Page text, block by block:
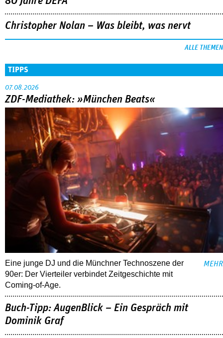
Christopher Nolan – Was bleibt, was nervt
ALLE THEMEN
TIPPS
07.08.2026
ZDF-Mediathek: »München Beats«
Eine junge DJ und die Münchner Technoszene der
90er: Der Vierteiler verbindet Zeitgeschichte mit
Coming-of-Age.
MEHR
Buch-Tipp: AugenBlick – Ein Gespräch mit
Dominik Graf